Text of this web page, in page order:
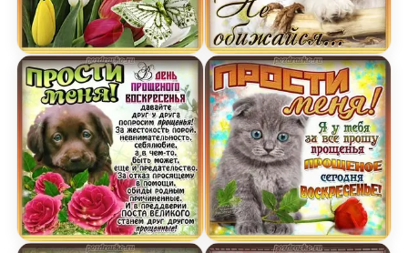
Картинка прости меня и не сердись на меня
Картинка прости меня на прощеное
Открытка прости меня
Открытка прости меня